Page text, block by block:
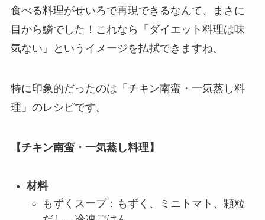
食べる料理がせいろで再現できるなんて、まさに
目から鱗でした！これなら「ダイエット料理は味
気ない」というイメージを払拭できますね。
特に印象的だったのは「チキン南蛮・一気蒸し料
理」のレシピです。
【チキン南蛮・一気蒸し料理】
材料
もずくスープ：もずく、ミニトマト、顆粒